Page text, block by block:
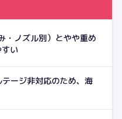
・ノズル別）とやや重め
い
ージ非対応のため、海